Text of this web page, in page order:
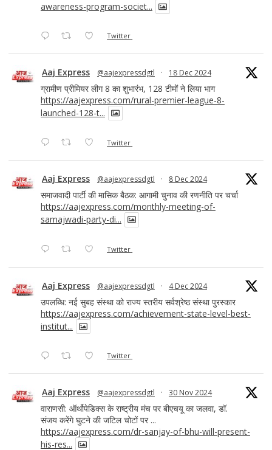
awareness-program-societ...
Twitter
Aaj Express @aajexpressdgtl · 18 Dec 2024
ग्रामीण प्रीमियर लीग 8 का शुभारंभ, 128 टीमों ने लिया भाग
https://aajexpress.com/rural-premier-league-8-
launched-128-t...
Twitter
Aaj Express @aajexpressdgtl · 8 Dec 2024
समाजवादी पार्टी की मासिक बैठक: आगामी चुनाव की रणनीति पर चर्चा
https://aajexpress.com/monthly-meeting-of-
samajwadi-party-di...
Twitter
Aaj Express @aajexpressdgtl · 4 Dec 2024
उपलब्धि: नई सुबह संस्था को राज्य स्तरीय सर्वश्रेष्ठ संस्था पुरस्कार
https://aajexpress.com/achievement-state-level-best-
institut...
Twitter
Aaj Express @aajexpressdgtl · 30 Nov 2024
वाराणसी: ऑर्थोपेडिक्स के राष्ट्रीय मंच पर बीएचयू का जलवा, डॉ.
संजय करेंगे घुटने की जटिल चोटों पर ...
https://aajexpress.com/dr-sanjay-of-bhu-will-present-
his-res...